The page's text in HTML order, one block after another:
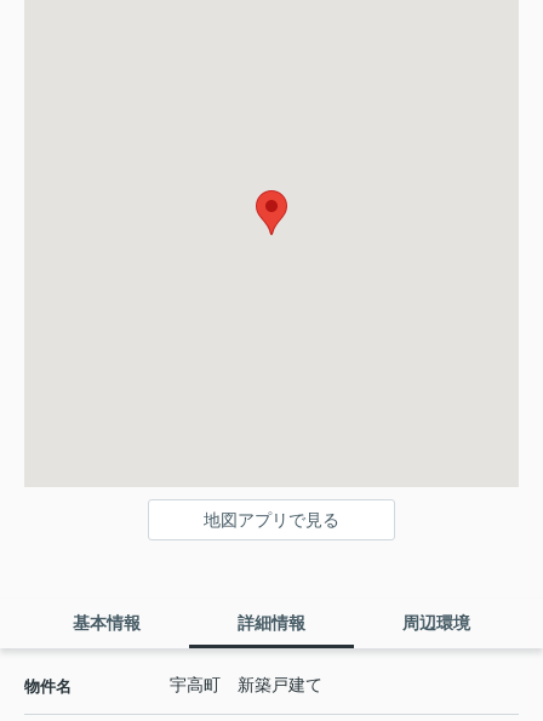
地図アプリで見る
基本情報 詳細情報 周辺環境
物件名 宇高町 新築戸建て